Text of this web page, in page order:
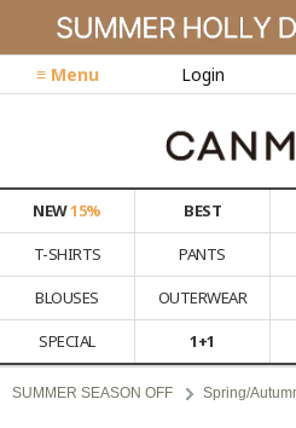
≡ Menu Login
NEW15% BEST
T-SHIRTS
PANTS
BLOUSES
OUTERWEAR
SPECIAL
1+1
SUMMER SEASON OFF Spring/